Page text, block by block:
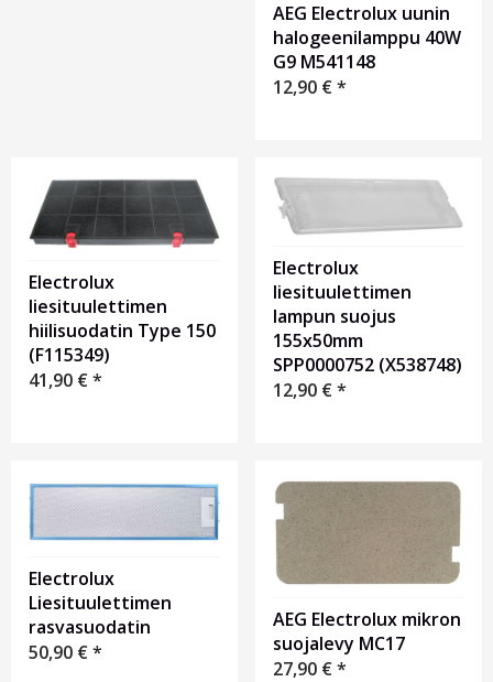
AEG Electrolux uunin
halogeenilamppu 40W
G9 M541148
12,90 €*
Electrolux
liesituulettimen
hiilisuodatin Type 150
(F115349)
41,90 €*
Electrolux
liesituulettimen
lampun suojus
155x50mm
SPP0000752 (X538748)
12,90 €*
Electrolux
Liesituulettimen
rasvasuodatin
50,90 €*
AEG Electrolux mikron
suojalevy MC17
27,90 €*